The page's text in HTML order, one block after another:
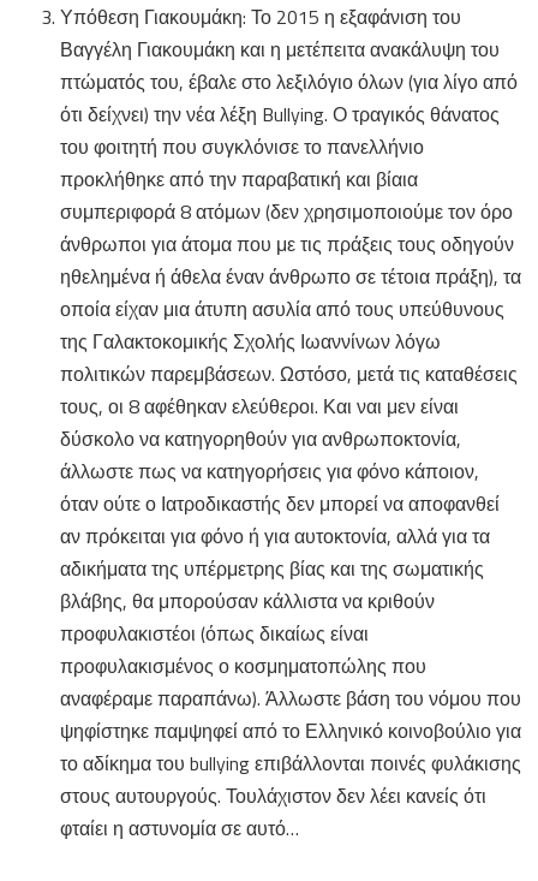
Υπόθεση Γιακουμάκη: Το 2015 η εξαφάνιση του
Βαγγέλη Γιακουμάκη και η μετέπειτα ανακάλυψη του
πτώματός του, έβαλε στο λεξιλόγιο όλων (για λίγο από
ότι δείχνει) την νέα λέξη Bullying. Ο τραγικός θάνατος
του φοιτητή που συγκλόνισε το πανελλήνιο
προκλήθηκε από την παραβατική και βίαια
συμπεριφορά 8 ατόμων (δεν χρησιμοποιούμε τον όρο
άνθρωποι για άτομα που με τις πράξεις τους οδηγούν
ηθελημένα ή άθελα έναν άνθρωπο σε τέτοια πράξη), τα
οποία είχαν μια άτυπη ασυλία από τους υπεύθυνους
της Γαλακτοκομικής Σχολής Ιωαννίνων λόγω
πολιτικών παρεμβάσεων. Ωστόσο, μετά τις καταθέσεις
τους, οι 8 αφέθηκαν ελεύθεροι. Και ναι μεν είναι
δύσκολο να κατηγορηθούν για ανθρωποκτονία,
άλλωστε πως να κατηγορήσεις για φόνο κάποιον,
όταν ούτε ο Ιατροδικαστής δεν μπορεί να αποφανθεί
αν πρόκειται για φόνο ή για αυτοκτονία, αλλά για τα
αδικήματα της υπέρμετρης βίας και της σωματικής
βλάβης, θα μπορούσαν κάλλιστα να κριθούν
προφυλακιστέοι (όπως δικαίως είναι
προφυλακισμένος ο κοσμηματοπώλης που
αναφέραμε παραπάνω). Άλλωστε βάση του νόμου που
ψηφίστηκε παμψηφεί από το Ελληνικό κοινοβούλιο για
το αδίκημα του bullying επιβάλλονται ποινές φυλάκισης
στους αυτουργούς. Τουλάχιστον δεν λέει κανείς ότι
φταίει η αστυνομία σε αυτό…